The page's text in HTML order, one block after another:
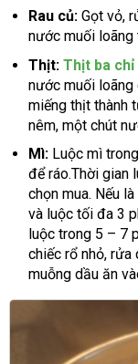
Rau củ:Gọt vỏ,
nước muối loãng
Thịt: Thịt ba chỉ
nước muối loãng
miếng thịt thành
nêm, một chút
Mì:Luộc mì
để ráo.Thời gian
chọn mua. Nếu
và luộc tối đa 3
luộc trong 5 – 7
chiếc rổ nhỏ, rửa
muỗng dầu ăn